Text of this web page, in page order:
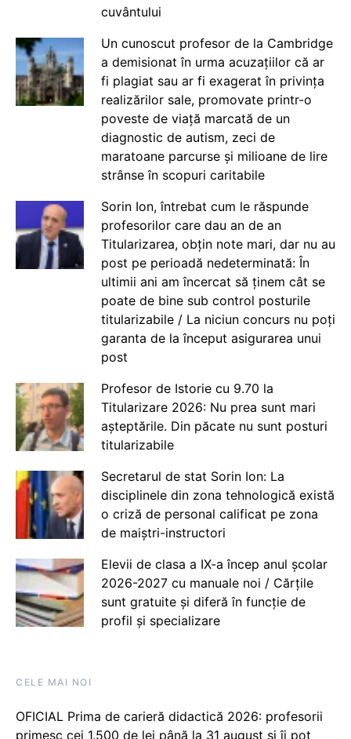
cuvântului
Un cunoscut profesor de la Cambridge
a demisionat în urma acuzațiilor că ar
fi plagiat sau ar fi exagerat în privința
realizărilor sale, promovate printr-o
poveste de viață marcată de un
diagnostic de autism, zeci de
maratoane parcurse și milioane de lire
strânse în scopuri caritabile
Sorin Ion, întrebat cum le răspunde
profesorilor care dau an de an
Titularizarea, obțin note mari, dar nu au
post pe perioadă nedeterminată: În
ultimii ani am încercat să ținem cât se
poate de bine sub control posturile
titularizabile / La niciun concurs nu poți
garanta de la început asigurarea unui
post
Profesor de Istorie cu 9.70 la
Titularizare 2026: Nu prea sunt mari
așteptările. Din păcate nu sunt posturi
titularizabile
Secretarul de stat Sorin Ion: La
disciplinele din zona tehnologică există
o criză de personal calificat pe zona
de maiștri-instructori
Elevii de clasa a IX-a încep anul școlar
2026-2027 cu manuale noi / Cărțile
sunt gratuite și diferă în funcție de
profil și specializare
CELE MAI NOI
OFICIAL Prima de carieră didactică 2026: profesorii
primesc cei 1.500 de lei până la 31 august și îi pot